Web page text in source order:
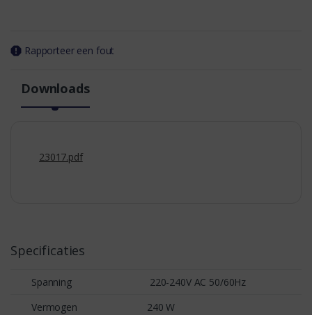
Rapporteer een fout
Downloads
23017.pdf
Specificaties
Spanning
220-240V AC 50/60Hz
Vermogen
240 W